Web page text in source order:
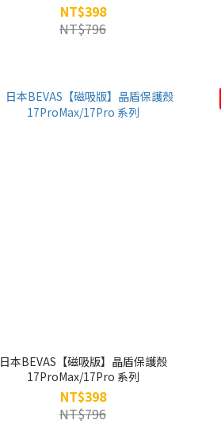
NT$398
NT$796
日本BEVAS【磁吸版】晶盾保護殼
17ProMax/17Pro 系列
NT$398
NT$796